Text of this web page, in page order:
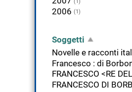
2006 (1)
Soggetti